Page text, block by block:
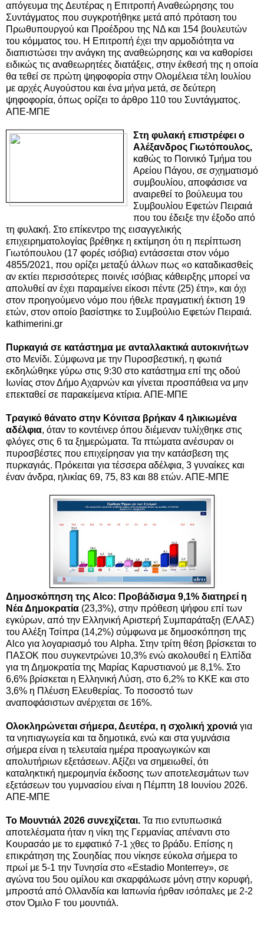
απόγευμα της Δευτέρας η Επιτροπή Αναθεώρησης του
Συντάγματος που συγκροτήθηκε μετά από πρόταση του
Πρωθυπουργού και Προέδρου της ΝΔ και 154 βουλευτών
του κόμματος του. Η Επιτροπή έχει την αρμοδιότητα να
διαπιστώσει την ανάγκη της αναθεώρησης και να καθορίσει
ειδικώς τις αναθεωρητέες διατάξεις, στην έκθεσή της η οποία
θα τεθεί σε πρώτη ψηφοφορία στην Ολομέλεια τέλη Ιουλίου
με αρχές Αυγούστου και ένα μήνα μετά, σε δεύτερη
ψηφοφορία, όπως ορίζει το άρθρο 110 του Συντάγματος.
ΑΠΕ-ΜΠΕ
Στη φυλακή επιστρέφει ο
Αλέξανδρος Γιωτόπουλος,
καθώς το Ποινικό Τμήμα του
Αρείου Πάγου, σε σχηματισμό
συμβουλίου, αποφάσισε να
αναιρεθεί το βούλευμα του
Συμβουλίου Εφετών Πειραιά
που του έδειξε την έξοδο από
τη φυλακή. Στο επίκεντρο της εισαγγελικής
επιχειρηματολογίας βρέθηκε η εκτίμηση ότι η περίπτωση
Γιωτόπουλου (17 φορές ισόβια) εντάσσεται στον νόμο
4855/2021, που ορίζει μεταξύ άλλων πως «ο καταδικασθείς
αν εκτίει περισσότερες ποινές ισόβιας κάθειρξης μπορεί να
απολυθεί αν έχει παραμείνει είκοσι πέντε (25) έτη», και όχι
στον προηγούμενο νόμο που ήθελε πραγματική έκτιση 19
ετών, στον οποίο βασίστηκε το Συμβούλιο Εφετών Πειραιά.
kathimerini.gr
Πυρκαγιά σε κατάστημα με ανταλλακτικά αυτοκινήτων
στο Μενίδι. Σύμφωνα με την Πυροσβεστική, η φωτιά
εκδηλώθηκε γύρω στις 9:30 στο κατάστημα επί της οδού
Ιωνίας στον Δήμο Αχαρνών και γίνεται προσπάθεια να μην
επεκταθεί σε παρακείμενα κτίρια. ΑΠΕ-ΜΠΕ
Τραγικό θάνατο στην Κόνιτσα βρήκαν 4 ηλικιωμένα
αδέλφια, όταν το κοντέινερ όπου διέμεναν τυλίχθηκε στις
φλόγες στις 6 τα ξημερώματα. Τα πτώματα ανέσυραν οι
πυροσβέστες που επιχείρησαν για την κατάσβεση της
πυρκαγιάς. Πρόκειται για τέσσερα αδέλφια, 3 γυναίκες και
έναν άνδρα, ηλικίας 69, 75, 83 και 88 ετών. ΑΠΕ-ΜΠΕ
Δημοσκόπηση της Alco: Προβάδισμα 9,1% διατηρεί η
Νέα Δημοκρατία (23,3%), στην πρόθεση ψήφου επί των
εγκύρων, από την Ελληνική Αριστερή Συμπαράταξη (ΕΛΑΣ)
του Αλέξη Τσίπρα (14,2%) σύμφωνα με δημοσκόπηση της
Alco για λογαριασμό του Alpha. Στην τρίτη θέση βρίσκεται το
ΠΑΣΟΚ που συγκεντρώνει 10,3% ενώ ακολουθεί η Ελπίδα
για τη Δημοκρατία της Μαρίας Καρυστιανού με 8,1%. Στο
6,6% βρίσκεται η Ελληνική Λύση, στο 6,2% το ΚΚΕ και στο
3,6% η Πλέυση Ελευθερίας. Το ποσοστό των
αναποφάσιστων ανέρχεται σε 16%.
Ολοκληρώνεται σήμερα, Δευτέρα, η σχολική χρονιά για
τα νηπιαγωγεία και τα δημοτικά, ενώ και στα γυμνάσια
σήμερα είναι η τελευταία ημέρα προαγωγικών και
απολυτήριων εξετάσεων. Αξίζει να σημειωθεί, ότι
καταληκτική ημερομηνία έκδοσης των αποτελεσμάτων των
εξετάσεων του γυμνασίου είναι η Πέμπτη 18 Ιουνίου 2026.
ΑΠΕ-ΜΠΕ
Το Μουντιάλ 2026 συνεχίζεται. Τα πιο εντυπωσικά
αποτελέσματα ήταν η νίκη της Γερμανίας απέναντι στο
Κουρασάο με το εμφατικό 7-1 χθες το βράδυ. Επίσης η
επικράτηση της Σουηδίας που νίκησε εύκολα σήμερα το
πρωί με 5-1 την Τυνησία στο «Estadio Monterrey», σε
αγώνα του 5ου ομίλου και σκαρφάλωσε μόνη στην κορυφή,
μπροστά από Ολλανδία και Ιαπωνία ήρθαν ισόπαλες με 2-2
στον Όμιλο F του μουντιάλ.